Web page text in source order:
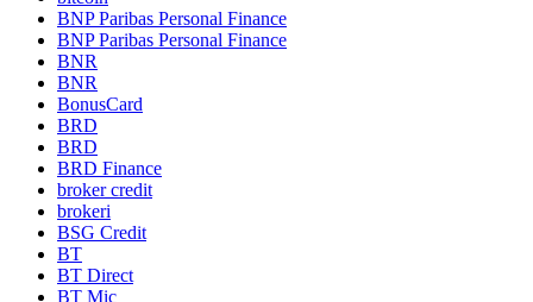
BNP Paribas Personal Finance
BNP Paribas Personal Finance
BNR
BNR
BonusCard
BRD
BRD
BRD Finance
broker credit
brokeri
BSG Credit
BT
BT Direct
BT Mic